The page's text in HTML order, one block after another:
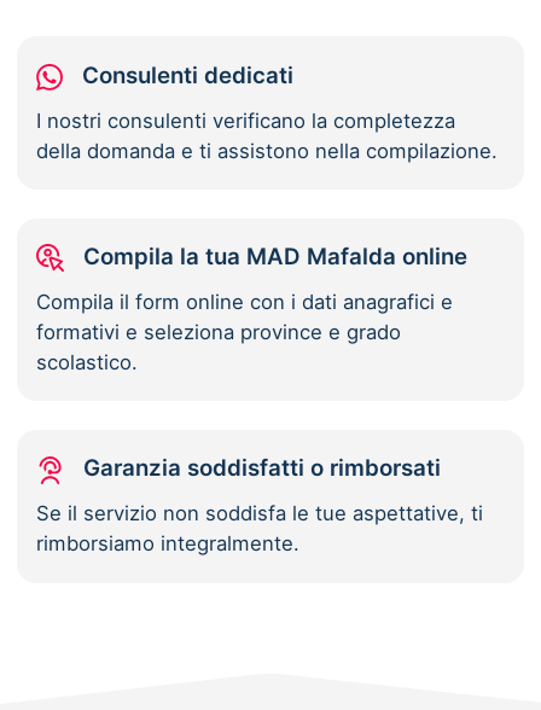
Consulenti dedicati
I nostri consulenti verificano la completezza
della domanda e ti assistono nella compilazione.
Compila la tua MAD Mafalda online
Compila il form online con i dati anagrafici e
formativi e seleziona province e grado
scolastico.
Garanzia soddisfatti o rimborsati
Se il servizio non soddisfa le tue aspettative, ti
rimborsiamo integralmente.